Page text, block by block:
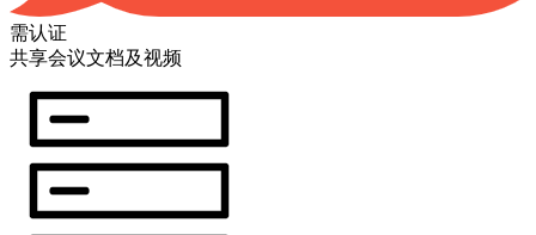
需认证
共享会议文档及视频